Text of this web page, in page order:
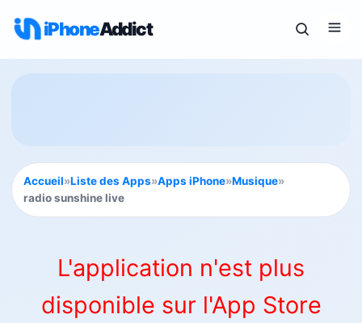
iPhoneAddict
Accueil»Liste des Apps»Apps iPhone»Musique»
radio sunshine live
L'application n'est plus
disponible sur l'App Store